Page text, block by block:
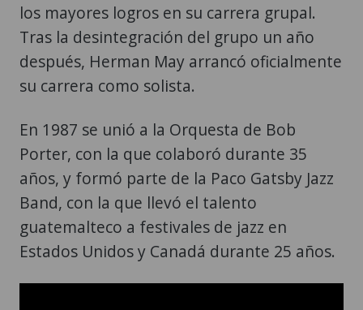
los mayores logros en su carrera grupal.
Tras la desintegración del grupo un año
después, Herman May arrancó oficialmente
su carrera como solista.
En 1987 se unió a la Orquesta de Bob
Porter, con la que colaboró durante 35
años, y formó parte de la Paco Gatsby Jazz
Band, con la que llevó el talento
guatemalteco a festivales de jazz en
Estados Unidos y Canadá durante 25 años.